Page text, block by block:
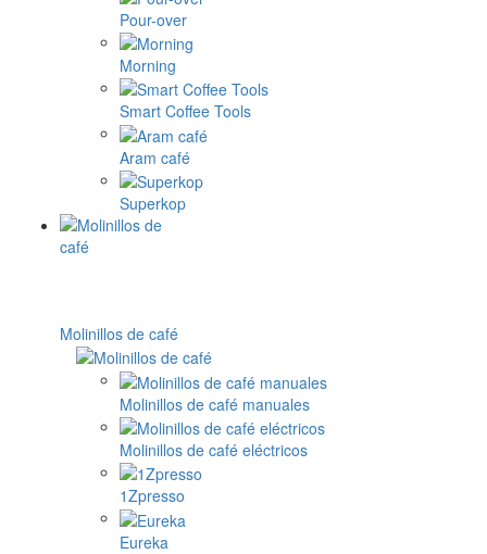
Pour-over
Morning
Smart Coffee Tools
Aram café
Superkop
Molinillos de café
Molinillos de café manuales
Molinillos de café eléctricos
1Zpresso
Eureka